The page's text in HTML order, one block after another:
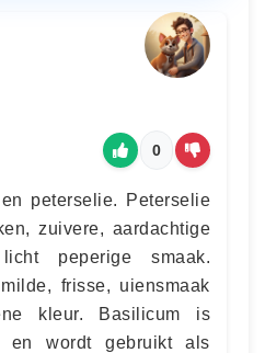
0
peterselie. Peterselie
zuivere, aardachtige
peperige smaak.
frisse, uiensmaak
kleur. Basilicum is
en wordt gebruikt als